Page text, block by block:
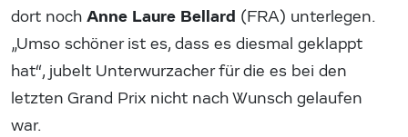
dort noch Anne Laure Bellard (FRA) unterlegen.
„Umso schöner ist es, dass es diesmal geklappt
hat“, jubelt Unterwurzacher für die es bei den
letzten Grand Prix nicht nach Wunsch gelaufen
war.